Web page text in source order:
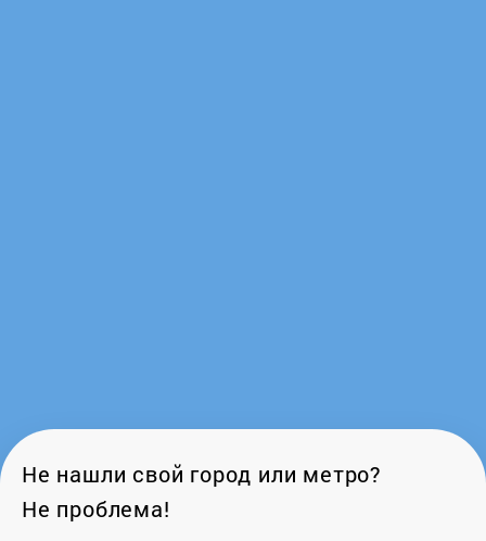
Не нашли свой город или метро?
Не проблема!